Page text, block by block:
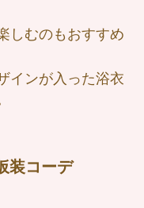
しむのもおすすめ
インが入った浴衣
装コーデ